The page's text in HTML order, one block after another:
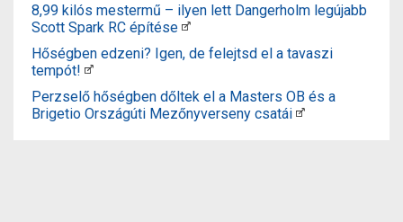
8,99 kilós mestermű – ilyen lett Dangerholm legújabb
Scott Spark RC építése
Hőségben edzeni? Igen, de felejtsd el a tavaszi
tempót!
Perzselő hőségben dőltek el a Masters OB és a
Brigetio Országúti Mezőnyverseny csatái